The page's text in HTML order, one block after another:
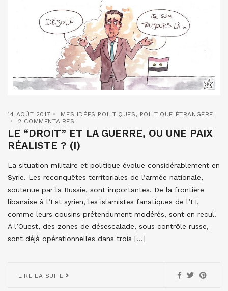
14 AOÛT 2017 MES IDÉES POLITIQUES, POLITIQUE ÉTRANGÈRE
2 COMMENTAIRES
LE “DROIT” ET LA GUERRE, OU UNE PAIX
RÉALISTE ? (I)
La situation militaire et politique évolue considérablement en
Syrie. Les reconquêtes territoriales de l’armée nationale,
soutenue par la Russie, sont importantes. De la frontière
libanaise à l’Est syrien, les islamistes fanatiques de l’EI,
comme leurs cousins prétendument modérés, sont en recul.
A l’Ouest, des zones de désescalade, sous contrôle russe,
sont déjà opérationnelles dans trois […]
LIRE LA SUITE